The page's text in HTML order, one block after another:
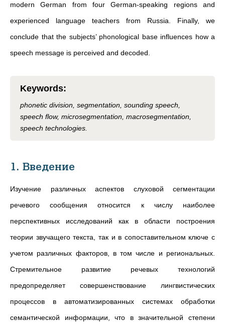
modern German from four German-speaking regions and
experienced language teachers from Russia. Finally, we
conclude that the subjects’ phonological base influences how a
speech message is perceived and decoded.
Keywords:
phonetic division, segmentation, sounding speech,
speech flow, microsegmentation, macrosegmentation,
speech technologies.
1. Введение
Изучение различных аспектов слуховой сегментации
речевого сообщения относится к числу наиболее
перспективных исследований как в области построения
теории звучащего текста, так и в сопоставительном ключе с
учетом различных факторов, в том числе и региональных.
Стремительное развитие речевых технологий
предопределяет совершенствование лингвистических
процессов в автоматизированных системах обработки
семантической информации, что в значительной степени